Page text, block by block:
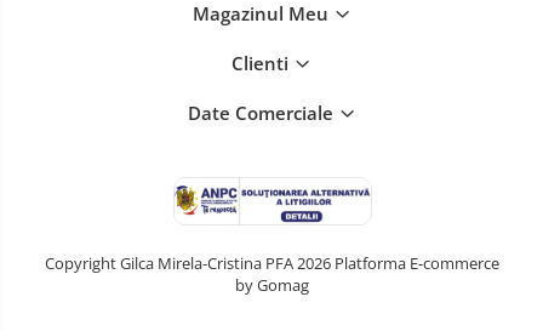
Magazinul Meu
Clienti
Date Comerciale
Copyright Gilca Mirela-Cristina PFA 2026 Platforma E-commerce
by Gomag